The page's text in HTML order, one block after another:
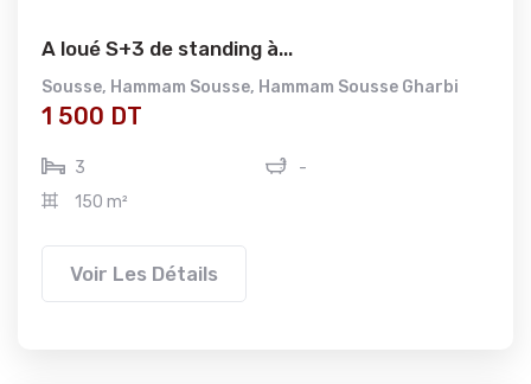
A loué S+3 de standing à...
Sousse, Hammam Sousse, Hammam Sousse Gharbi
1 500 DT
3
-
150 m²
Voir Les Détails